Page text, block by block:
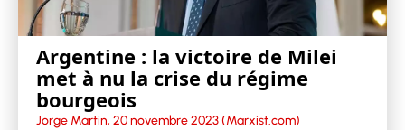
Argentine : la victoire de Milei
met à nu la crise du régime
bourgeois
Jorge Martin, 20 novembre 2023 (Marxist.com)